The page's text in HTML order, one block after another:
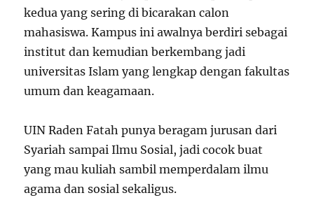
kedua yang sering di bicarakan calon
mahasiswa. Kampus ini awalnya berdiri sebagai
institut dan kemudian berkembang jadi
universitas Islam yang lengkap dengan fakultas
umum dan keagamaan.
UIN Raden Fatah punya beragam jurusan dari
Syariah sampai Ilmu Sosial, jadi cocok buat
yang mau kuliah sambil memperdalam ilmu
agama dan sosial sekaligus.